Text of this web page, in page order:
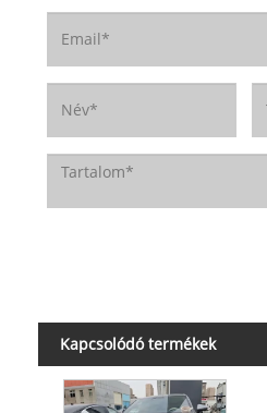
Kapcsolódó termékek